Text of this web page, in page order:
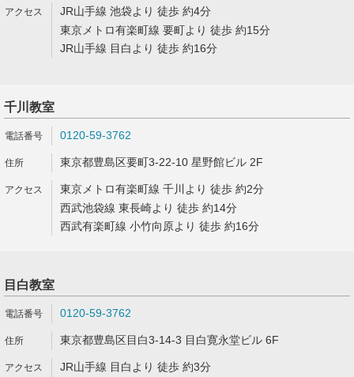
JR山手線 池袋より 徒歩 約4分
東京メトロ有楽町線 要町より 徒歩 約15分
JR山手線 目白より 徒歩 約16分
千川教室
0120-59-3762
東京都豊島区要町3-22-10 星野館ビル 2F
東京メトロ有楽町線 千川より 徒歩 約2分
西武池袋線 東長崎より 徒歩 約14分
西武有楽町線 小竹向原より 徒歩 約16分
目白教室
0120-59-3762
東京都豊島区目白3-14-3 目白寛永堂ビル 6F
JR山手線 目白より 徒歩 約3分